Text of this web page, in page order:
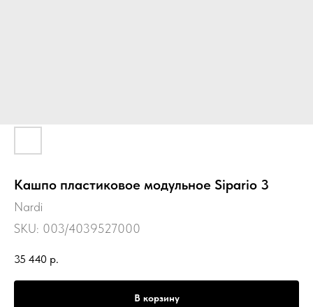
Кашпо пластиковое модульное Sipario 3
Nardi
SKU: 003/4039527000
35 440 р.
В корзину